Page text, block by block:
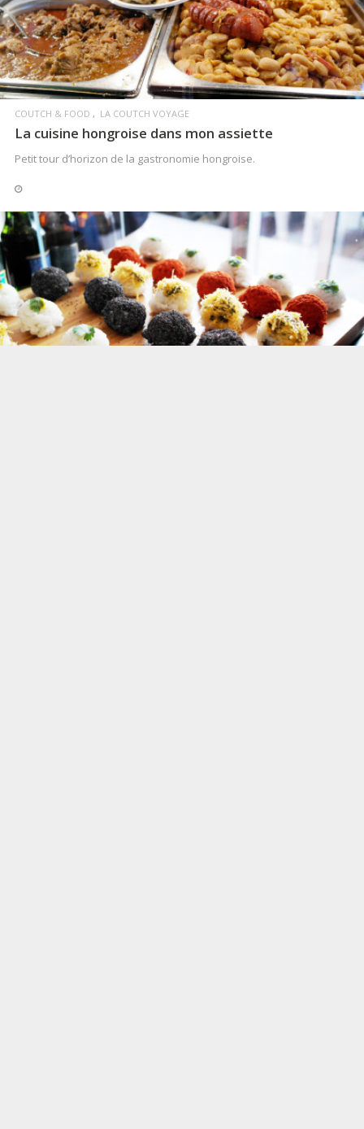
LIRE LA SUITE
COUTCH & FOOD LA COUTCH VOYAGE
La cuisine hongroise dans mon assiette
Petit tour d’horizon de la gastronomie hongroise.
LIRE LA SUITE